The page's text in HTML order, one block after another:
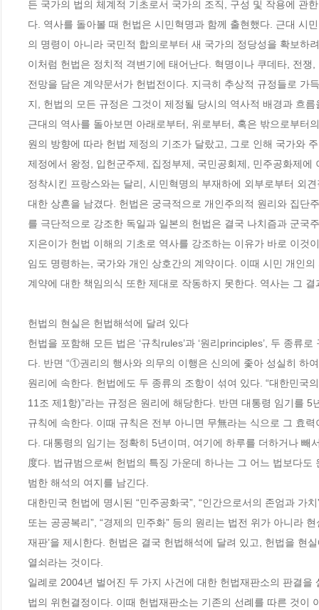
든 국가의 법의 체계적 기초로서 국가의 조직, 구성 및 작용에 관
다. 역사를 돌아볼 때 헌법은 시민혁명과 함께 출현했다. 근대 시
의 명령이 아니라 국민적 합의로부터 새 국가의 정당성을 확보하
이처럼 헌법은 정치적 격변기에 태어난다. 혁명이나 쿠데타, 전
전망을 담은 계약문서가 헌법전이다. 지극히 추상적 규정들로 가
지, 헌법의 모든 규정은 그것이 제정될 당시의 역사적 배경과 흐
근대의 역사를 돌아보면 아래로부터, 위로부터, 혹은 밖으로부터
원의 방향에 따라 헌법 제정의 기조가 달랐고, 그로 인해 국가와
제정에서 왕정, 입헌군주제, 집정부제, 국민공회제, 민주공화제
정착시킨 프랑스와는 달리, 시민혁명의 부재하에 외부로부터 외
대한 상흔을 남겼다. 헌법은 궁극적으로 개인주의적 원리와 집단
를 극단적으로 강조한 독일과 일본의 헌법은 결국 나치즘과 군국
지은이가 헌법 이해의 기초로 역사를 강조하는 이유가 바로 이것
임도 명령하는, 국가와 개인 상호간의 계약이다. 이때 시민 개인
계약에 대한 책임의식 또한 제대로 작동하지 못한다. 역사는 그
헌법의 현실은 헌법해석에 달려 있다
헌법을 포함해 모든 법은 ‘규칙rules’과 ‘원리principles’, 두 종
다. 반면 “①권리의 행사와 의무의 이행은 신의에 좇아 성실히 하
원리에 속한다. 헌법에도 두 종류의 조항이 섞여 있다. “대한민국
11조 제1항)”라는 규정은 원리에 해당한다. 반면 대통령 임기를
규칙에 속한다. 이때 규칙은 전부 아니면 무無라는 식으로 그 효
다. 대통령의 임기는 정확히 5년이며, 여기에 하루를 더하거나
度다. 법규범으로써 헌법의 특징 가운데 하나는 그 어느 법보다
범한 해석의 여지를 남긴다.
대한민국 헌법에 명시된 “민주공화국”, “인간으로서의 존엄과 가
또는 공공복리”, “경제의 민주화” 등의 원리는 법전 위가 아니라
재판’을 제시한다. 헌법은 결국 헌법해석에 달려 있고, 헌법을 현
열쇠라는 것이다.
일례로 2004년 벌어진 두 가지 사건에 대한 헌법재판소의 판결
법의 위헌결정이다. 이때 헌법재판소는 기존의 선례를 따른 것이